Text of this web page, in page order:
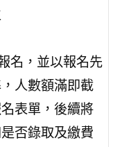
名，並以報名先
人數額滿即截
表單，後續將
否錄取及繳費